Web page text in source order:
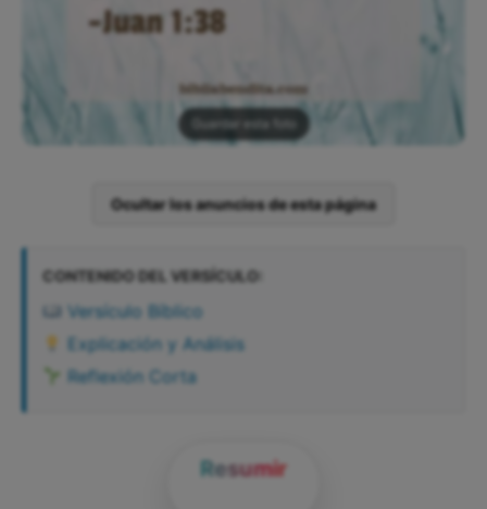
Guardar esta foto
Ocultar los anuncios de esta página
CONTENIDO DEL VERSÍCULO:
Versículo Bíblico
Explicación y Análisis
Reflexión Corta
Resumir